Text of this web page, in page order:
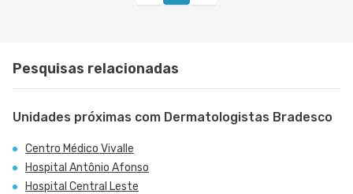
Pesquisas relacionadas
Unidades próximas com Dermatologistas Bradesco
Centro Médico Vivalle
Hospital Antônio Afonso
Hospital Central Leste